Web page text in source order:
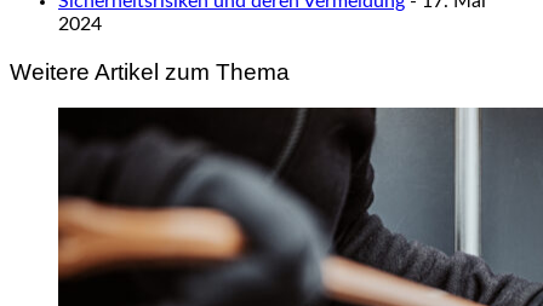
2024
Weitere Artikel zum Thema